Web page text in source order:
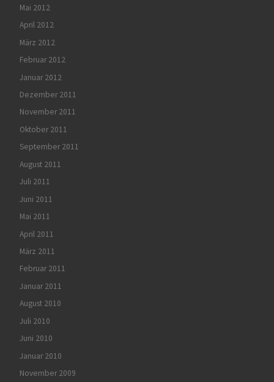
Mai 2012
April 2012
März 2012
Februar 2012
Januar 2012
Dezember 2011
November 2011
Oktober 2011
September 2011
August 2011
Juli 2011
Juni 2011
Mai 2011
April 2011
März 2011
Februar 2011
Januar 2011
August 2010
Juli 2010
Juni 2010
Januar 2010
November 2009